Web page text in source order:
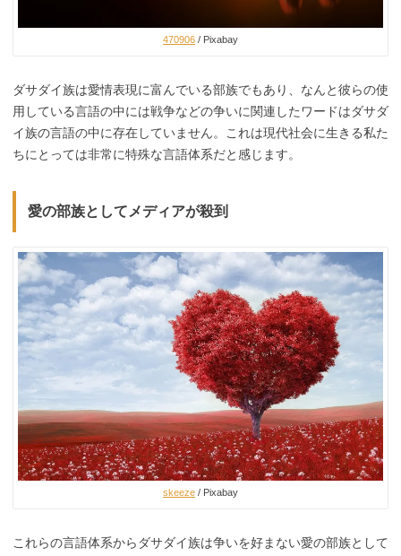
470906 / Pixabay
ダサダイ族は愛情表現に富んでいる部族でもあり、なんと彼らの使
用している言語の中には戦争などの争いに関連したワードはダサダ
イ族の言語の中に存在していません。これは現代社会に生きる私た
ちにとっては非常に特殊な言語体系だと感じます。
愛の部族としてメディアが殺到
skeeze / Pixabay
これらの言語体系からダサダイ族は争いを好まない愛の部族として